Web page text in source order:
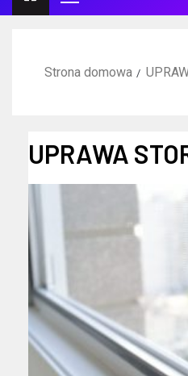
Strona domowa
UPRAWA